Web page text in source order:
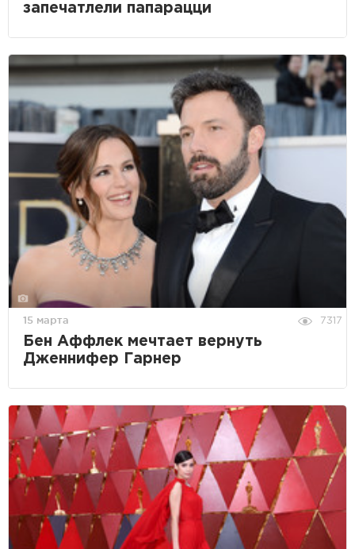
запечатлели папарацци
15 марта 7317
Бен Аффлек мечтает вернуть
Дженнифер Гарнер